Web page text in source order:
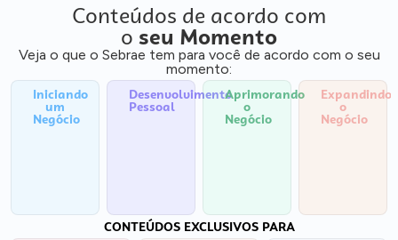
Conteúdos de acordo com
o seu Momento
Veja o que o Sebrae tem para você de acordo com o seu
momento:
Iniciando
um
Negócio
Desenvolvimento
Pessoal
Aprimorando
o
Negócio
Expandindo
o
Negócio
CONTEÚDOS EXCLUSIVOS PARA